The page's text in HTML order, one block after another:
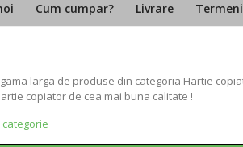
Cum cumpar? Livrare
larga de produse din categoria Hartie
copiator de cea mai buna calitate !